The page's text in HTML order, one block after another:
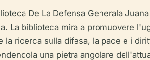
De La Defensa Generala
La biblioteca mira a promuovere
ricerca sulla difesa, la pace e i
una pietra angolare